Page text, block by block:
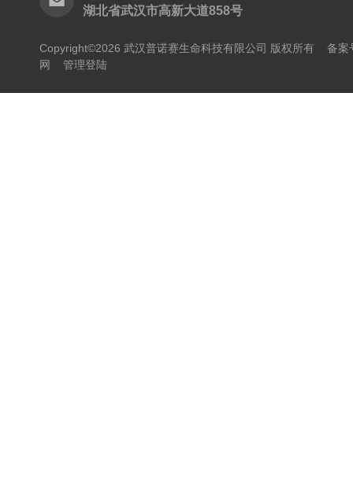
湖北省武汉市高新大道858号
Copyright©2026 武汉普诺赛生命科技有限公司 版权所有 备案
网
管理登陆